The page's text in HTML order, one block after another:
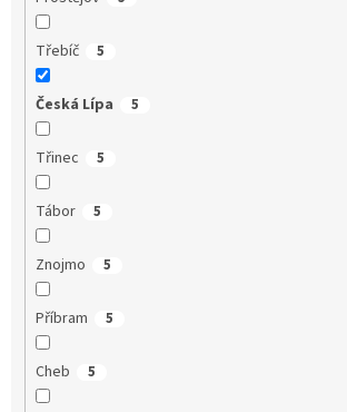
Třebíč 5
Česká Lípa 5
Třinec 5
Tábor 5
Znojmo 5
Příbram 5
Cheb 5